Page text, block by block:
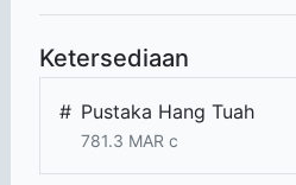
Ketersediaan
# Pustaka Hang Tuah
781.3 MAR c